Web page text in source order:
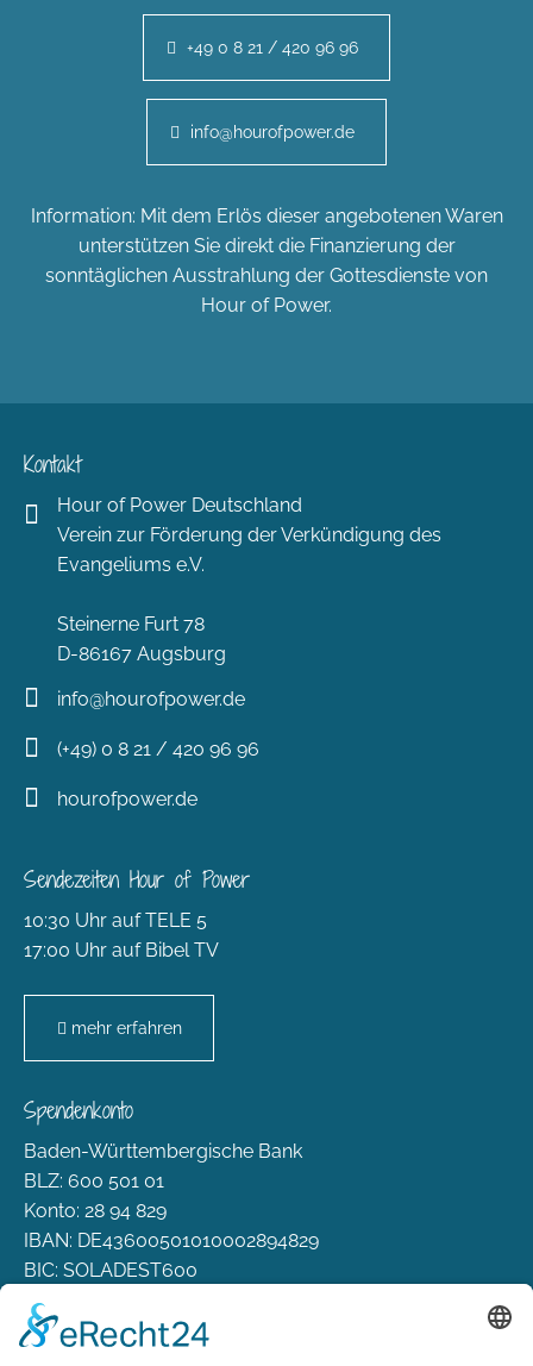
+49 0 8 21 / 420 96 96
info@hourofpower.de
Information: Mit dem Erlös dieser angebotenen Waren
unterstützen Sie direkt die Finanzierung der
sonntäglichen Ausstrahlung der Gottesdienste von
Hour of Power.
Kontakt
Hour of Power Deutschland
Verein zur Förderung der Verkündigung des
Evangeliums e.V.
Steinerne Furt 78
D-86167 Augsburg
info@hourofpower.de
(+49) 0 8 21 / 420 96 96
hourofpower.de
Sendezeiten Hour of Power
10:30 Uhr auf TELE 5
17:00 Uhr auf Bibel TV
mehr erfahren
Spendenkonto
Baden-Württembergische Bank
BLZ: 600 501 01
Konto: 28 94 829
IBAN: DE43600501010002894829
BIC: SOLADEST600
Rechtliches